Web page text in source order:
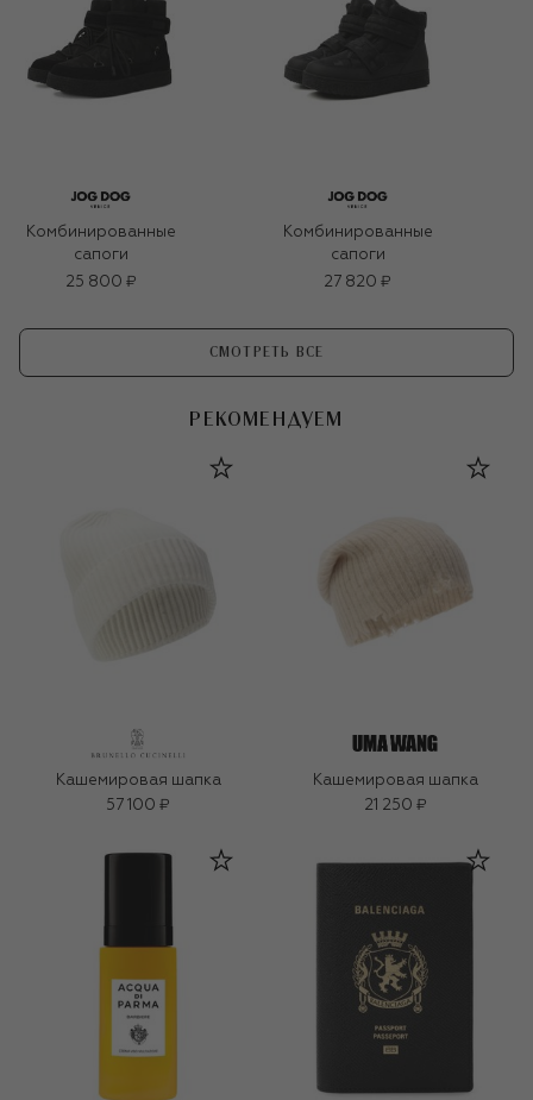
Комбинированные
сапоги
25 800 ₽
Комбинированные
сапоги
27 820 ₽
СМОТРЕТЬ ВСЕ
РЕКОМЕНДУЕМ
Кашемировая шапка
57 100 ₽
Кашемировая шапка
21 250 ₽